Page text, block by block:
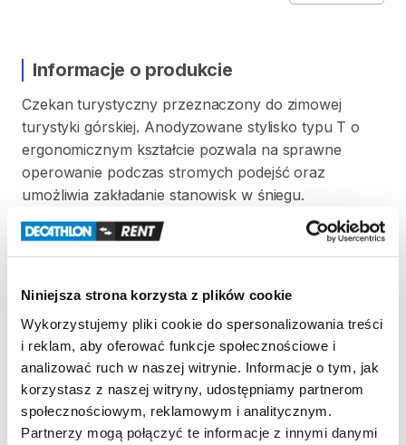
Niniejsza strona korzysta z plików cookie
Wykorzystujemy pliki cookie do spersonalizowania treści
i reklam, aby oferować funkcje społecznościowe i
analizować ruch w naszej witrynie. Informacje o tym, jak
korzystasz z naszej witryny, udostępniamy partnerom
społecznościowym, reklamowym i analitycznym.
Partnerzy mogą połączyć te informacje z innymi danymi
Informacje o produkcie
Czekan turystyczny przeznaczony do zimowej
turystyki górskiej. Anodyzowane stylisko typu T o
ergonomicznym kształcie pozwala na sprawne
operowanie podczas stromych podejść oraz
umożliwia zakładanie stanowisk w śniegu.
Zakończony ostrym grotem składająca się
łopatki służącej do wykopywania oraz
ostrza
z ząbkami wykonane z hartowanej stali.
Zasady wypożyczenia
REGULAMIN
Ten sprzęt sportowy wypożyczany jest przez
wypożyczalnię partnerską. Zapoznaj się z jej